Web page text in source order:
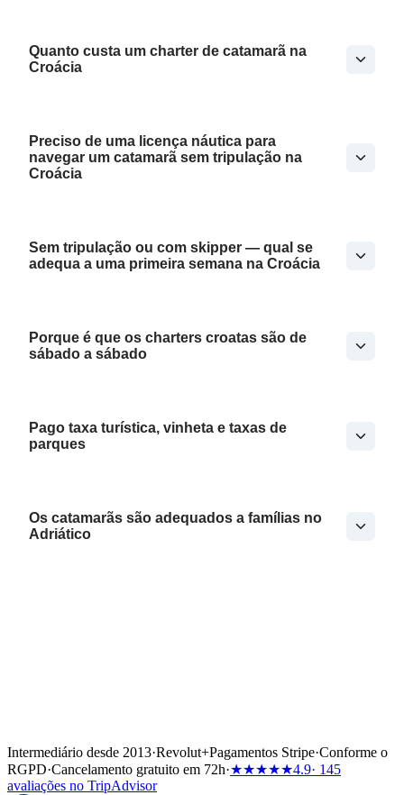
Quanto custa um charter de catamarã na
Croácia
Preciso de uma licença náutica para
navegar um catamarã sem tripulação na
Croácia
Sem tripulação ou com skipper — qual se
adequa a uma primeira semana na Croácia
Porque é que os charters croatas são de
sábado a sábado
Pago taxa turística, vinheta e taxas de
parques
Os catamarãs são adequados a famílias no
Adriático
Intermediário desde 2013·Revolut+Pagamentos Stripe·Conforme o
RGPD·Cancelamento gratuito em 72h·★★★★★4.9· 145
avaliações no TripAdvisor